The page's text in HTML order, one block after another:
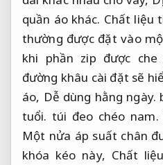
quần áo khác. Chất liệu
thường được đặt vào
khi phần zip được che
đường khâu cài đặt sẽ
áo, Dễ dùng hằng ngày.
tuổi. túi đeo chéo nam.
Một nửa áp suất chân
khóa kéo này, Chất